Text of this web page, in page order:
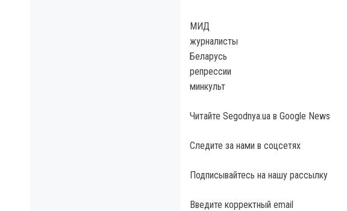
МИД
журналисты
Беларусь
репрессии
минкульт
Читайте Segodnya.ua в Google News
Следите за нами в соцсетях
Подписывайтесь на нашу рассылку
Введите корректный email